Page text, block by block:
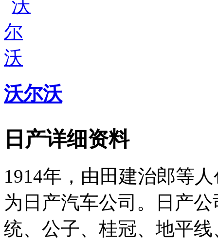
沃尔沃
日产详细资料
1914年，由田建治郎等
为日产汽车公司。日产
统、公子、桂冠、地平